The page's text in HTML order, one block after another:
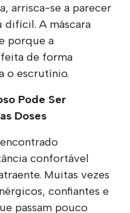
arrisca-se a parecer
difícil. A máscara
porque a
de forma
o escrutínio.
Pode Ser
Doses
confortável
Muitas vezes
confiantes e
passam pouco